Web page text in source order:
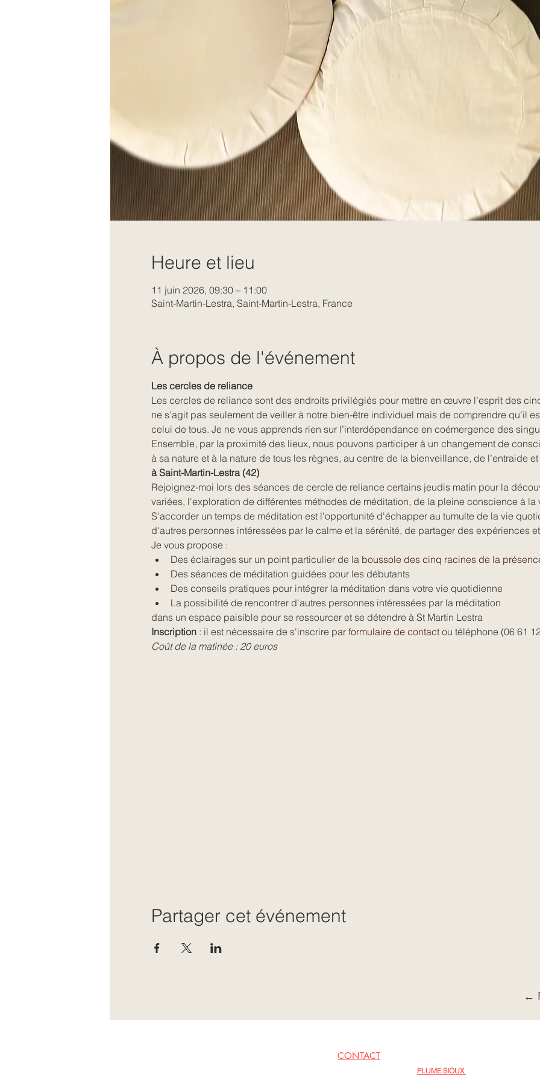
Heure et lieu
11 juin 2026, 09:30 – 11:00
Saint-Martin-Lestra, Saint-Martin-Lestra, France
À propos de l'événement
Les cercles de reliance
Les cercles de reliance sont des endroits privilégiés pour mettre en œuvre l’esprit des
ne s’agit pas seulement de veiller à notre bien-être individuel mais de comprendre qu’il
celui de tous. Je ne vous apprends rien sur l’interdépendance en coémergence des
Ensemble, par la proximité des lieux, nous pouvons participer à un changement de
à sa nature et à la nature de tous les règnes, au centre de la bienveillance, de l’entraide
à Saint-Martin-Lestra (42)
Rejoignez-moi lors des séances de cercle de reliance certains jeudis matin pour la
variées, l'exploration de différentes méthodes de méditation, de la pleine conscience à la
S'accorder un temps de méditation est l'opportunité d'échapper au tumulte de la vie
d'autres personnes intéressées par le calme et la sérénité, de partager des expériences
Je vous propose :
Des éclairages sur un point particulier de la boussole des cinq racines de la
Des séances de méditation guidées pour les débutants
Des conseils pratiques pour intégrer la méditation dans votre vie quotidienne
La possibilité de rencontrer d'autres personnes intéressées par la méditation
dans un espace paisible pour se ressourcer et se détendre à St Martin Lestra
Inscription : il est nécessaire de s'inscrire par formulaire de contact ou téléphone (06 61
Coût de la matinée : 20 euros
Partager cet événement
←
CONTACT
PLUME SIOUX